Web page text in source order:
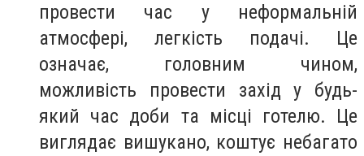
провести час у неформальній
атмосфері, легкість подачі. Це
означає, головним чином,
можливість провести захід у будь-
який час доби та місці готелю. Це
виглядає вишукано, коштує небагато